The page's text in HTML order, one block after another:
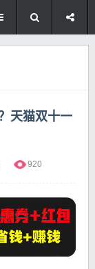
天猫双十一
920